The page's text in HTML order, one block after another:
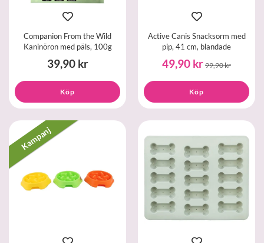
Companion From the Wild
Kaninöron med päls, 100g
39,90 kr
Köp
Active Canis Snacksorm med
pip, 41 cm, blandade
49,90 kr 99,90 kr
Köp
Kampanj